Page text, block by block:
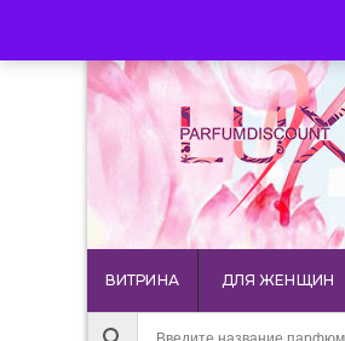
ВИТРИНА ДЛЯ ЖЕНЩИН